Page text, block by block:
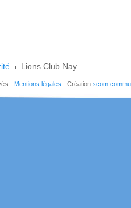
Lions Club Nay
- Mentions légales - Création scom